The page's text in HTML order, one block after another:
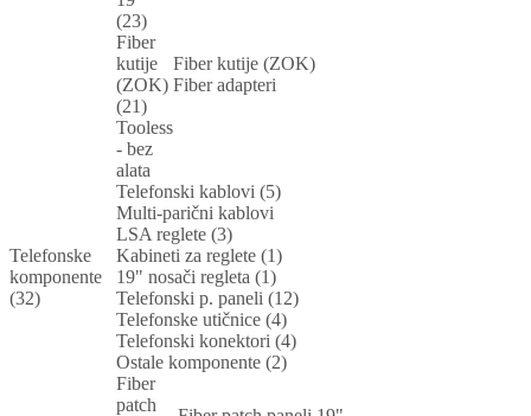
(23)
Fiber
kutije
(ZOK)
(21)
Fiber kutije (ZOK)
Fiber adapteri
Tooless
- bez
alata
Telefonske
komponente
(32)
Telefonski kablovi (5)
Multi-parični kablovi
LSA reglete (3)
Kabineti za reglete (1)
19" nosači regleta (1)
Telefonski p. paneli (12)
Telefonske utičnice (4)
Telefonski konektori (4)
Ostale komponente (2)
Fiber
patch